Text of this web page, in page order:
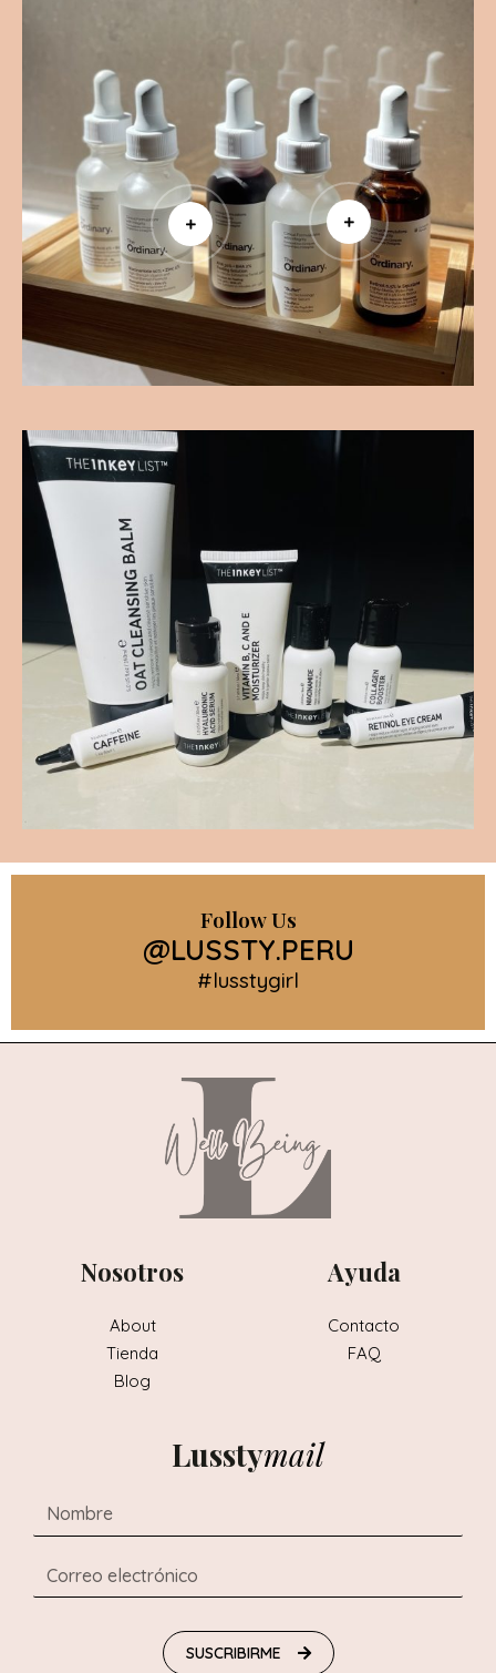
Follow Us
@LUSSTY.PERU
#lusstygirl
Lusstymail
SUSCRIBIRME
Nosotros
About
Tienda
Blog
Ayuda
Contacto
FAQ